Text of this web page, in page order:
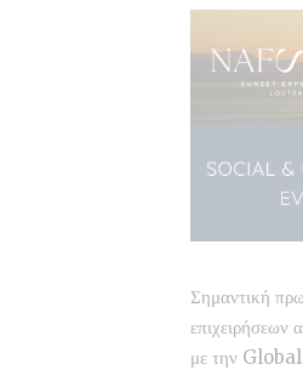
Σημαντική
επιχειρήσεων
με την